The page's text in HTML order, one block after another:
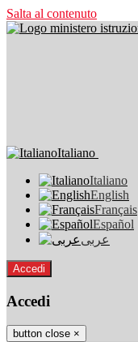
Salta al contenuto
Italiano
Italiano
English
Français
Español
عربى
Accedi
Accedi
button close ×